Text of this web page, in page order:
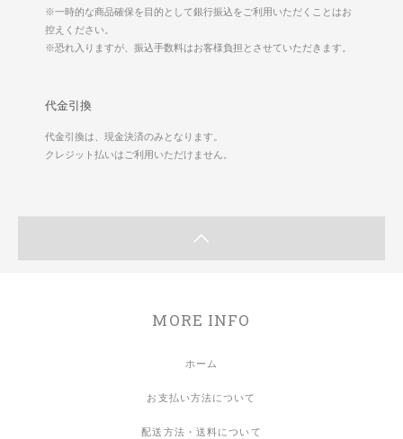
※一時的な商品確保を目的として銀行振込をご利用いただくことはお
控えください。
※恐れ入りますが、振込手数料はお客様負担とさせていただきます。
代金引換
代金引換は、現金決済のみとなります。
クレジット払いはご利用いただけません。
MORE INFO
ホーム
お支払い方法について
配送方法・送料について